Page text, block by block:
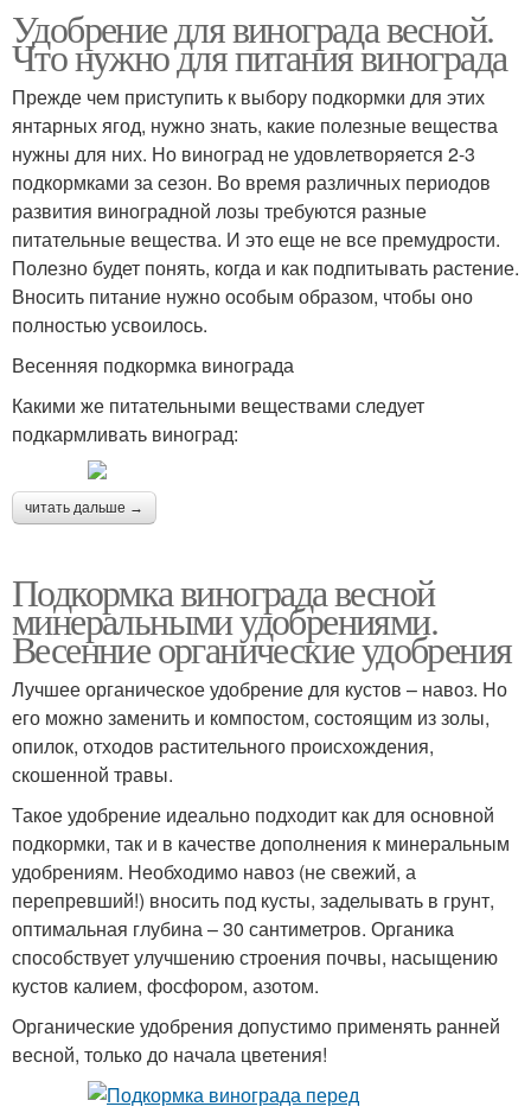
Удобрение для винограда весной.
Что нужно для питания винограда
Прежде чем приступить к выбору подкормки для этих
янтарных ягод, нужно знать, какие полезные вещества
нужны для них. Но виноград не удовлетворяется 2-3
подкормками за сезон. Во время различных периодов
развития виноградной лозы требуются разные
питательные вещества. И это еще не все премудрости.
Полезно будет понять, когда и как подпитывать растение.
Вносить питание нужно особым образом, чтобы оно
полностью усвоилось.
Весенняя подкормка винограда
Какими же питательными веществами следует
подкармливать виноград:
читать дальше →
Подкормка винограда весной
минеральными удобрениями.
Весенние органические удобрения
Лучшее органическое удобрение для кустов – навоз. Но
его можно заменить и компостом, состоящим из золы,
опилок, отходов растительного происхождения,
скошенной травы.
Такое удобрение идеально подходит как для основной
подкормки, так и в качестве дополнения к минеральным
удобрениям. Необходимо навоз (не свежий, а
перепревший!) вносить под кусты, заделывать в грунт,
оптимальная глубина – 30 сантиметров. Органика
способствует улучшению строения почвы, насыщению
кустов калием, фосфором, азотом.
Органические удобрения допустимо применять ранней
весной, только до начала цветения!